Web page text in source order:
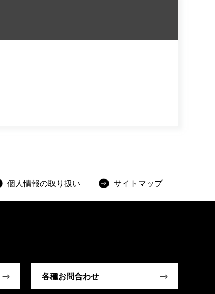
個人情報の取り扱い サイトマップ
各種お問合わせ